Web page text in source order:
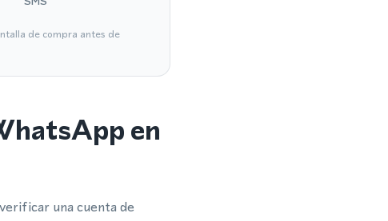
de compra antes de
en
una cuenta de